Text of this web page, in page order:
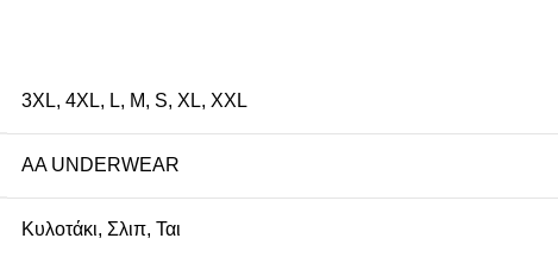
3XL, 4XL, L, M, S, XL, XXL
AA UNDERWEAR
Κυλοτάκι, Σλιπ, Ται